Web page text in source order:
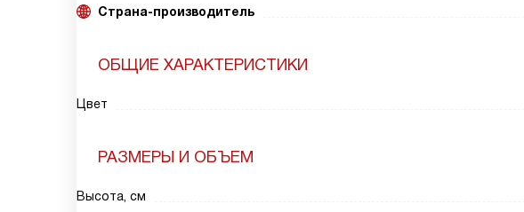
Страна-производитель
ОБЩИЕ ХАРАКТЕРИСТИКИ
Цвет
РАЗМЕРЫ И ОБЪЕМ
Высота, см